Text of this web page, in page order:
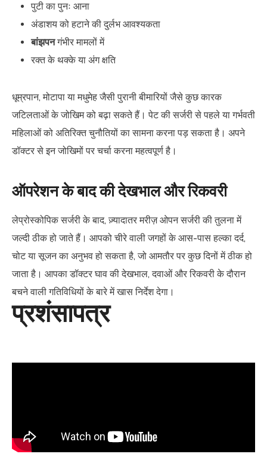
पुटी का पुनः आना
अंडाशय को हटाने की दुर्लभ आवश्यकता
बांझपनगंभीर मामलों में
रक्त के थक्के या अंग क्षति
धूम्रपान, मोटापा या मधुमेह जैसी पुरानी बीमारियों जैसे कुछ कारक
जटिलताओं के जोखिम को बढ़ा सकते हैं। पेट की सर्जरी से पहले या गर्भवती
महिलाओं को अतिरिक्त चुनौतियों का सामना करना पड़ सकता है। अपने
डॉक्टर से इन जोखिमों पर चर्चा करना महत्वपूर्ण है।
ऑपरेशन के बाद की देखभाल और रिकवरी
लेप्रोस्कोपिक सर्जरी के बाद, ज़्यादातर मरीज़ ओपन सर्जरी की तुलना में
जल्दी ठीक हो जाते हैं। आपको चीरे वाली जगहों के आस-पास हल्का दर्द,
चोट या सूजन का अनुभव हो सकता है, जो आमतौर पर कुछ दिनों में ठीक हो
जाता है। आपका डॉक्टर घाव की देखभाल, दवाओं और रिकवरी के दौरान
बचने वाली गतिविधियों के बारे में खास निर्देश देगा।
प्रशंसापत्र